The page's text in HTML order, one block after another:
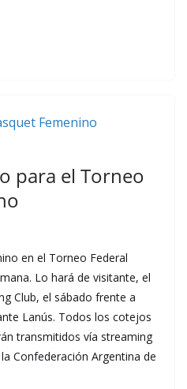
para el Torneo
en el Torneo Federal
Lo hará de visitante, el
Club, el sábado frente a
Lanús. Todos los cotejos
transmitidos vía streaming
Confederación Argentina de